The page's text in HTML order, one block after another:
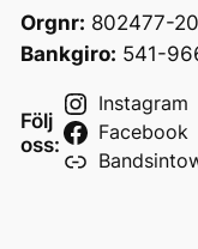
Orgnr: 802477-
Bankgiro: 541-
Följ
oss:
Instagram
Facebook